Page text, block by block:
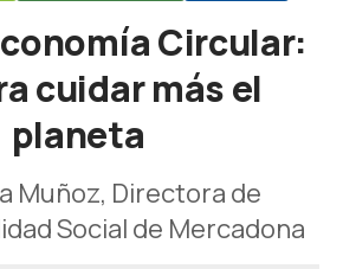
Circular:
cuidar más el
planeta
Muñoz, Directora de
Social de Mercadona